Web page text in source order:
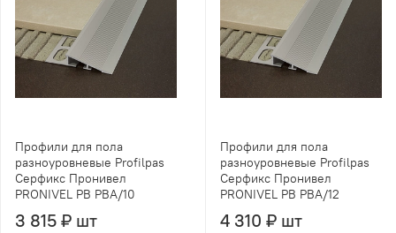
Профили для пола
разноуровневые Profilpas
Серфикс Пронивел
PRONIVEL PB PBA/10
3 815 ₽ шт
Профили для пола
разноуровневые Profilpas
Серфикс Пронивел
PRONIVEL PB PBA/12
4 310 ₽ шт